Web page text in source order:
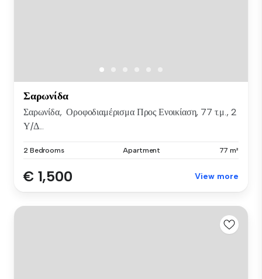
Σαρωνίδα
Σαρωνίδα, Οροφοδιαμέρισμα Προς Ενοικίαση, 77 τ.μ., 2
Υ/Δ...
2 Bedrooms Apartment 77 m²
€ 1,500 View more